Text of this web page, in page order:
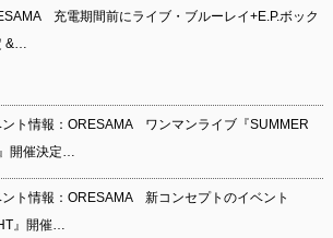
充電期間前にライブ・ブルーレイ+E.P.ボック
&…
ント情報：ORESAMA ワンマンライブ『SUMMER
開催決定…
ント情報：ORESAMA 新コンセプトのイベント
』開催…